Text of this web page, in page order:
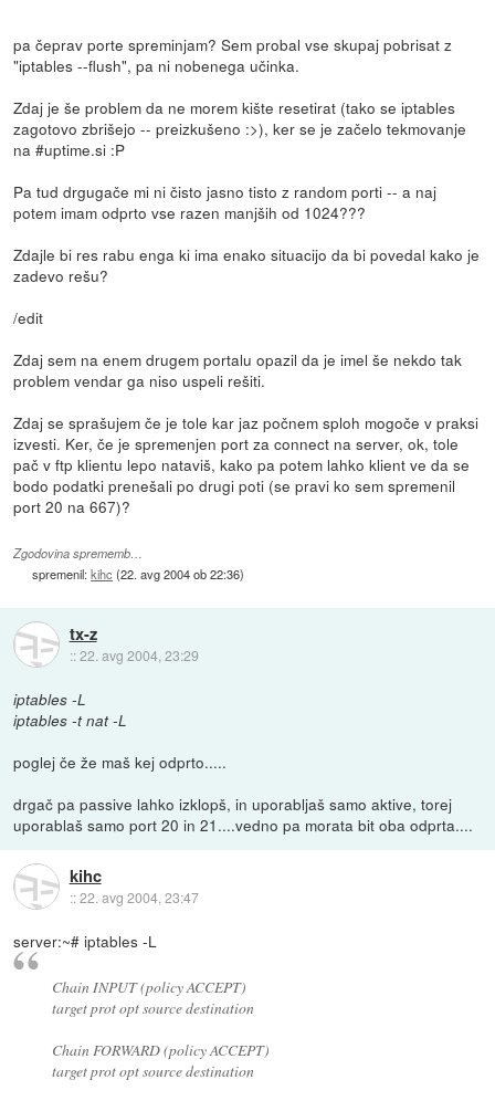
pa čeprav porte spreminjam? Sem probal vse skupaj pobrisat z
"iptables --flush", pa ni nobenega učinka.
Zdaj je še problem da ne morem kište resetirat (tako se iptables
zagotovo zbrišejo -- preizkušeno :>), ker se je začelo tekmovanje
na #uptime.si :P
Pa tud drgugače mi ni čisto jasno tisto z random porti -- a naj
potem imam odprto vse razen manjših od 1024???
Zdajle bi res rabu enga ki ima enako situacijo da bi povedal kako je
zadevo rešu?
/edit
Zdaj sem na enem drugem portalu opazil da je imel še nekdo tak
problem vendar ga niso uspeli rešiti.
Zdaj se sprašujem če je tole kar jaz počnem sploh mogoče v praksi
izvesti. Ker, če je spremenjen port za connect na server, ok, tole
pač v ftp klientu lepo nataviš, kako pa potem lahko klient ve da se
bodo podatki prenešali po drugi poti (se pravi ko sem spremenil
port 20 na 667)?
Zgodovina sprememb…
spremenil:kihc (22. avg 2004 ob 22:36)
tx-z
::22. avg 2004, 23:29
iptables -L
iptables -t nat -L
poglej če že maš kej odprto.....
drgač pa passive lahko izklopš, in uporabljaš samo aktive, torej
uporablaš samo port 20 in 21....vedno pa morata bit oba odprta....
kihc
::22. avg 2004, 23:47
server:~# iptables -L
Chain INPUT (policy ACCEPT)
target prot opt source destination
Chain FORWARD (policy ACCEPT)
target prot opt source destination